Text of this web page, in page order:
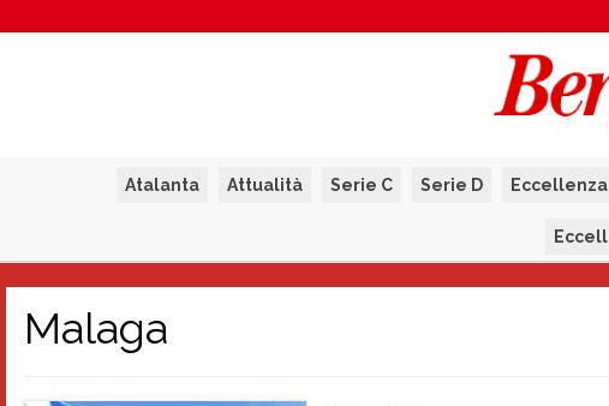
Atalanta Attualità Serie C Serie D Eccellenza
Malaga